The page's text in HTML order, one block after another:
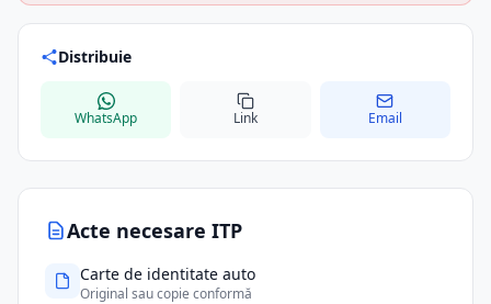
Acte necesare ITP
Carte de identitate auto
Original sau copie conformă
Distribuie
WhatsApp Link Email